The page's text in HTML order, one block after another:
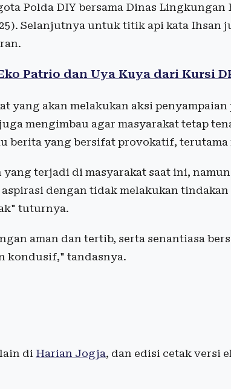
Polda DIY bersama Dinas Lingkungan
Selanjutnya untuk titik api kata Ihsan
Patrio dan Uya Kuya dari Kursi
yang akan melakukan aksi
mengimbau agar masyarakat tetap
berita yang bersifat provokatif, terutama
yang terjadi di masyarakat saat ini,
dengan tidak melakukan
tuturnya.
aman dan tertib, serta senantiasa
kondusif," tandasnya.
di Harian Jogja, dan edisi cetak versi